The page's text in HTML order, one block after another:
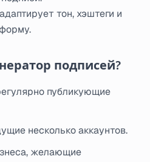
тон, хэштеги и
подписей?
публикующие
несколько аккаунтов.
желающие